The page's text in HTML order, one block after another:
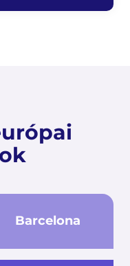
Barcelona